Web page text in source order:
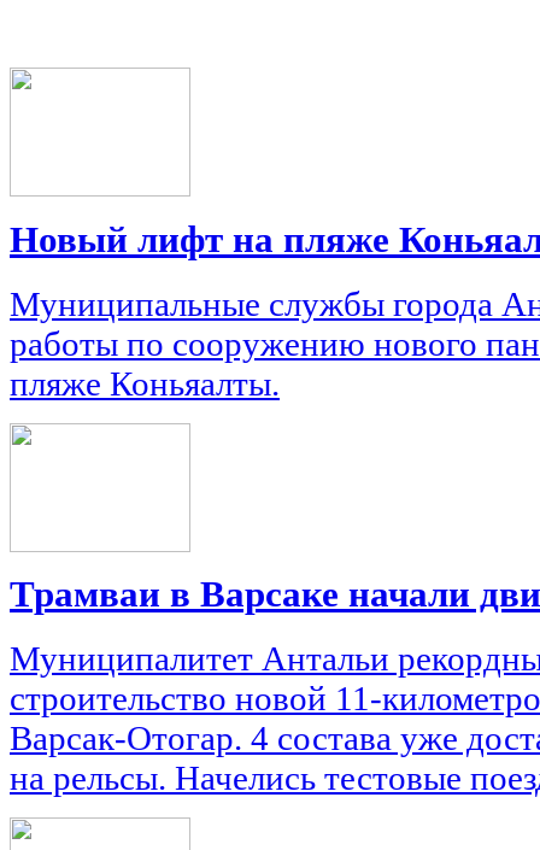
Новый лифт на пляже
Муниципальные службы города
работы по сооружению нового
пляже Коньяалты.
Трамваи в Варсаке начали
Муниципалитет Антальи
строительство новой 11-
Варсак-Отогар. 4 состава уже
на рельсы. Начелись тестовые